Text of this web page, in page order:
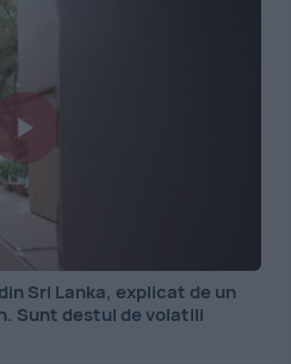
Sri Lanka, explicat de un
Sunt destul de volatili